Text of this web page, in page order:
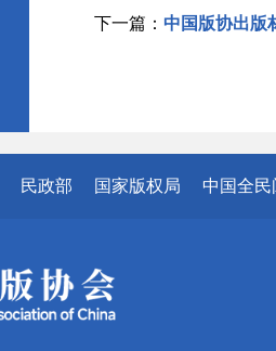
下一篇： 中国版协出版
民政部 国家版权局 中国全民